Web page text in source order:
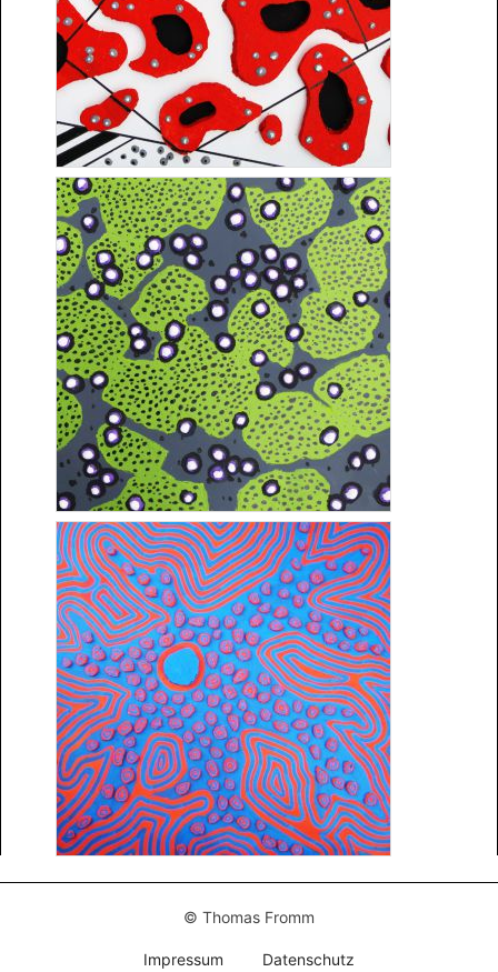
© Thomas Fromm
Impressum Datenschutz